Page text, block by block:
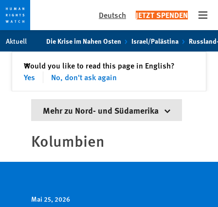
Skip
to
Skip
to
content
Deutsch JETZT SPENDEN
Aktuell Die Krise im Nahen Osten Israel/Palästina
Would you like to read this page in English?
Yes
No, don't ask again
✕Schließen
Mehr zu Nord- und Südamerika
Kolumbien
Mai 25, 2026